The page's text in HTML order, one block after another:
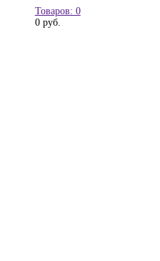
Товаров: 0
0 руб.